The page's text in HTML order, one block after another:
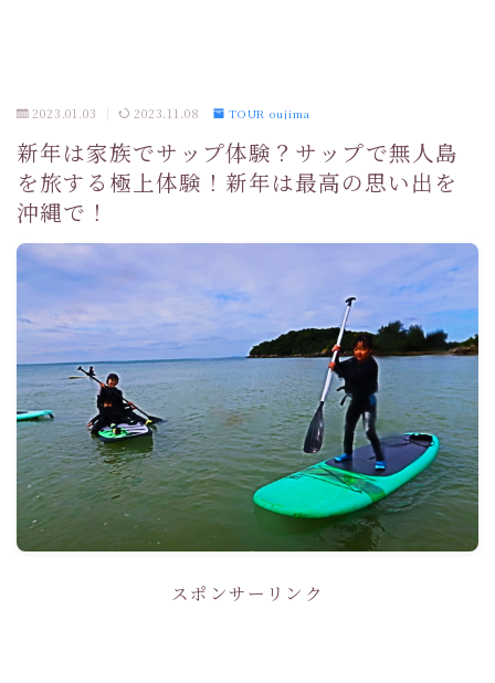
2023.01.03 2023.11.08 TOUR oujima
新年は家族でサップ体験？サップで無人島
を旅する極上体験！新年は最高の思い出を
沖縄で！
スポンサーリンク